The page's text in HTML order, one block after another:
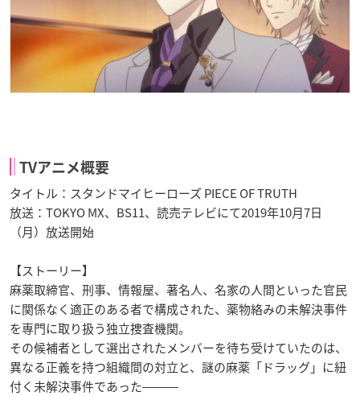
TVアニメ概要
タイトル：スタンドマイヒーローズ PIECE OF TRUTH
放送：TOKYO MX、BS11、読売テレビにて2019年10月7日
（月）放送開始
【ストーリー】
麻薬取締官、刑事、情報屋、著名人、名家の人間といった官民
に関係なく適正のある者で構成された、薬物絡みの未解決事件
を専門に取り扱う独立捜査機関。
その候補者として選出されたメンバーを待ち受けていたのは、
異なる正義を持つ組織間の対立と、謎の麻薬「ドラッグ」に紐
付く未解決事件であった―――